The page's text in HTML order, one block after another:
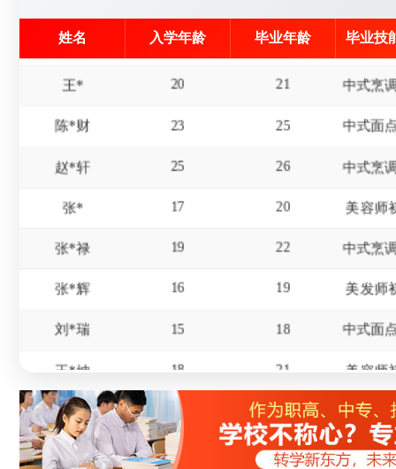
姓名 入学年龄 毕业年龄 毕业技
陈*财 23 25
赵*轩 25 26
张* 17 20 美容师
张*禄 19 22
张*辉 16 19 美发师
刘*瑞 15 18
王*坤 18 21 美容师
杨* 18 21
冯* 16 19